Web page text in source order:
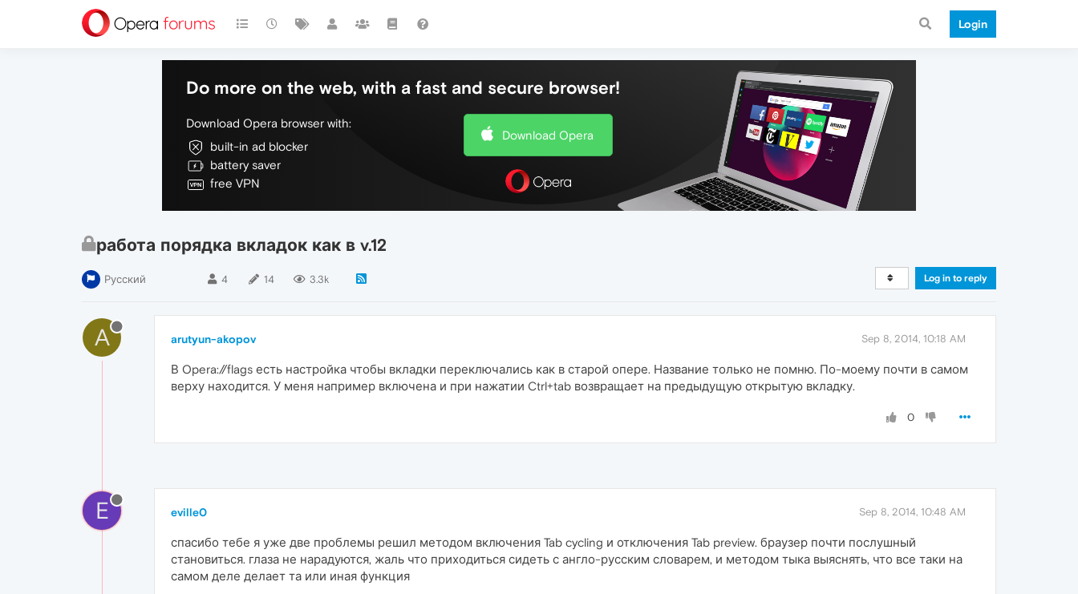
Login
Do more on the web, with a fast and secure browser!
Download Opera browser with:
built-in ad blocker
battery saver
free VPN
Download Opera
работа порядка вкладок как в v.12
Русский 4 14 3.3k Log in to reply
A arutyun-akopov Sep 8, 2014, 10:18 AM
В Opera://flags есть настройка чтобы вкладки переключались как в старой опере. Название только не помню. По-моему почти в самом
верху находится. У меня например включена и при нажатии Ctrl+tab возвращает на предыдущую открытую вкладку.
0
E eville0 Sep 8, 2014, 10:48 AM
спасибо тебе я уже две проблемы решил методом включения Tab cycling и отключения Tab preview. браузер почти послушный
становиться. глаза не нарадуются, жаль что приходиться сидеть с англо-русским словарем, и методом тыка выяснять, что все таки на
самом деле делает та или иная функция